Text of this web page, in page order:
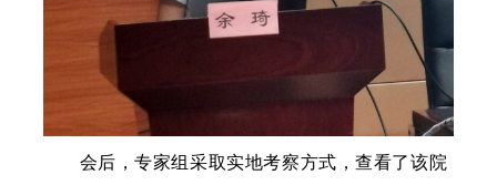
会后，专家组采取实地考察方式，查看了该院